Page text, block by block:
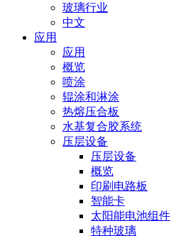
玻璃行业
中文
应用
应用
概览
喷涂
辊涂和淋涂
热熔压合板
水基复合胶系统
压层设备
压层设备
概览
印刷电路板
智能卡
太阳能电池组件
特种玻璃